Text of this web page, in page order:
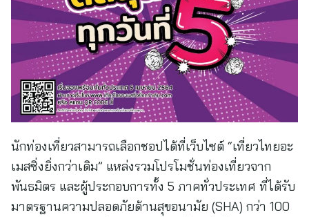
นักท่องเที่ยวสามารถเลือกชอปได้ที่เว็บไซต์ “เที่ยวไทยอะ
เมสซิ่งยิ่งกว่าเดิม” แหล่งรวมโปรโมชั่นท่องเที่ยวจาก
พันธมิตร และผู้ประกอบการทั้ง 5 ภาคทั่วประเทศ ที่ได้รับ
มาตรฐานความปลอดภัยด้านสุขอนามัย (SHA) กว่า 100